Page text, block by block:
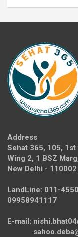
Address
Sehat 365, 105, 1st
Wing 2, 1 BSZ
New Delhi - 110002
LandLine: 011-
09958941117
E-mail: